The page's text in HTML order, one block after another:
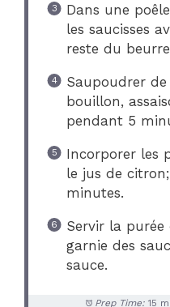
Dans une
les saucisses
reste du
Saupoudrer
bouillon,
pendant 5
Incorporer les
le jus de
minutes.
Servir la purée
garnie des
sauce.
Prep Time: 15